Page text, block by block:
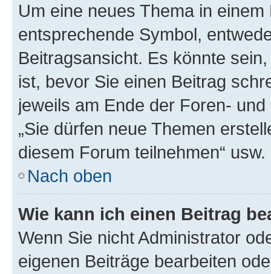
Um eine neues Thema in
entsprechende Symbol,
Beitragsansicht. Es könnte
ist, bevor Sie einen Beitrag
jeweils am Ende der Foren-
„Sie dürfen neue Themen
diesem Forum teilnehmen“ usw.
Nach oben
Wie kann ich einen Beitrag
Wenn Sie nicht Administrator
eigenen Beiträge bearbeiten